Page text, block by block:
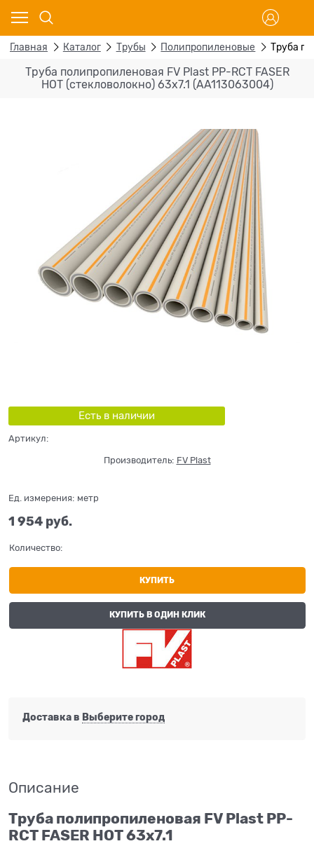
Главная Каталог Трубы Полипропиленовые Труба
Труба полипропиленовая FV Plast PP-RCT FASER
HOT (стекловолокно) 63x7.1 (AA113063004)
Есть в наличии
Артикул:
Производитель: FV Plast
Ед. измерения: метр
1 954 руб.
Количество:
КУПИТЬ
КУПИТЬ В ОДИН КЛИК
Доставка в Выберите город
Описание
Труба полипропиленовая FV Plast PP-
RCT FASER HOT 63x7.1